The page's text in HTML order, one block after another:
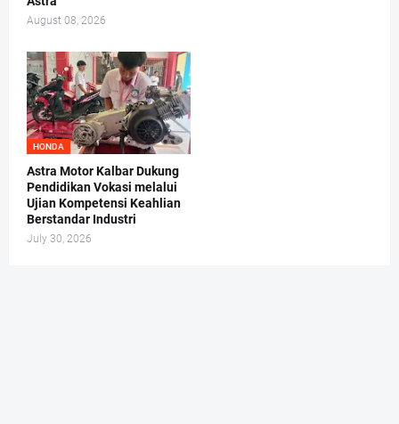
August 08, 2026
HONDA
Astra Motor Kalbar Dukung
Pendidikan Vokasi melalui
Ujian Kompetensi Keahlian
Berstandar Industri
July 30, 2026